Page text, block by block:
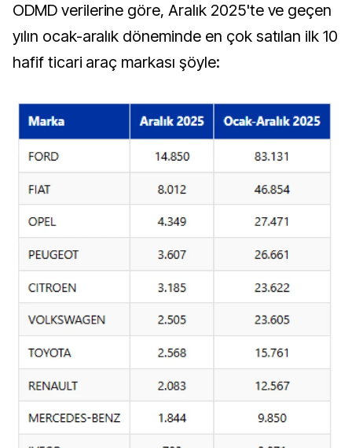
ODMD verilerine göre, Aralık 2025'te ve geçen
yılın ocak-aralık döneminde en çok satılan ilk 10
hafif ticari araç markası şöyle: